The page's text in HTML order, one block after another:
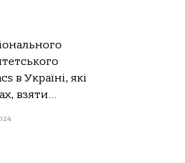
в Україні, які
взяти...